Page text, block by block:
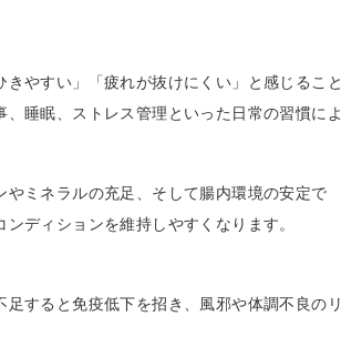
やすい」「疲れが抜けにくい」と感じること
睡眠、ストレス管理といった日常の習慣によ
ミネラルの充足、そして腸内環境の安定で
ディションを維持しやすくなります。
すると免疫低下を招き、風邪や体調不良のリ